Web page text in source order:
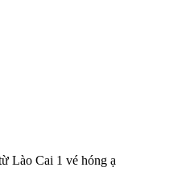
Lào Cai 1 vé hóng ạ